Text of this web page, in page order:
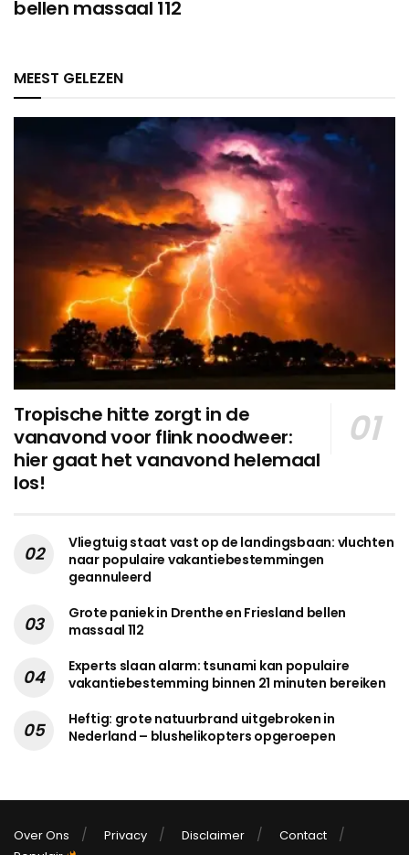
bellen massaal 112
MEEST GELEZEN
Tropische hitte zorgt in de
vanavond voor flink noodweer:
hier gaat het vanavond helemaal
los!
Vliegtuig staat vast op de landingsbaan: vluchten
naar populaire vakantiebestemmingen
geannuleerd
Grote paniek in Drenthe en Friesland bellen
massaal 112
Experts slaan alarm: tsunami kan populaire
vakantiebestemming binnen 21 minuten bereiken
Heftig: grote natuurbrand uitgebroken in
Nederland – blushelikopters opgeroepen
Over Ons Privacy Disclaimer
Contact